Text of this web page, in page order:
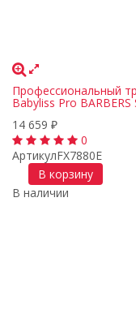
Профессиональный
Babyliss Pro BARBERS
14 659 ₽
0
АртикулFX7880E
В корзину
В наличии